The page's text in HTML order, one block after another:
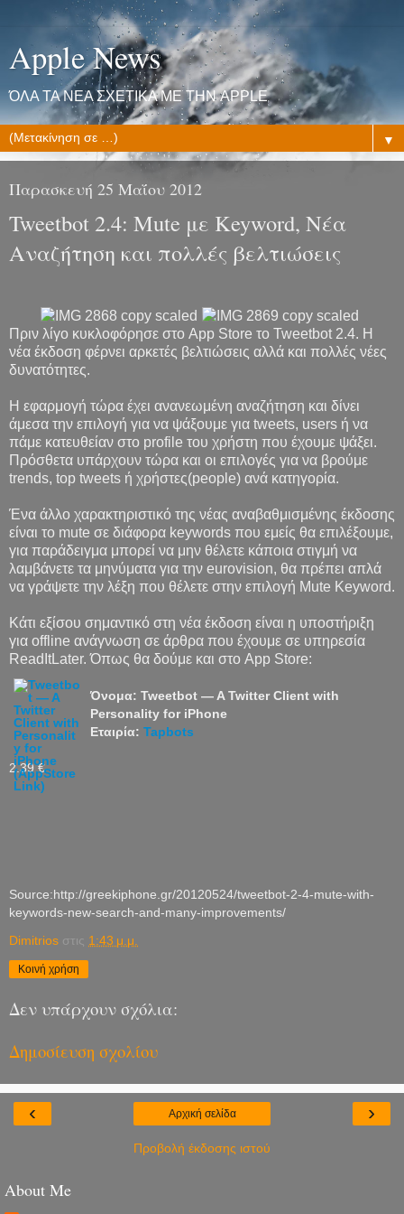
Apple News
ΌΛΑ ΤΑ ΝΕΑ ΣΧΕΤΙΚΑ ΜΕ ΤΗΝ APPLE
▼
Παρασκευή 25 Μαΐου 2012
Tweetbot 2.4: Mute με Keyword, Νέα
Αναζήτηση και πολλές βελτιώσεις
Πριν λίγο κυκλοφόρησε στο App Store το Tweetbot 2.4. Η
νέα έκδοση φέρνει αρκετές βελτιώσεις αλλά και πολλές νέες
δυνατότητες.
Η εφαρμογή τώρα έχει ανανεωμένη αναζήτηση και δίνει
άμεσα την επιλογή για να ψάξουμε για tweets, users ή να
πάμε κατευθείαν στο profile του χρήστη που έχουμε ψάξει.
Πρόσθετα υπάρχουν τώρα και οι επιλογές για να βρούμε
trends, top tweets ή χρήστες(people) ανά κατηγορία.
Ένα άλλο χαρακτηριστικό της νέας αναβαθμισμένης έκδοσης
είναι το mute σε διάφορα keywords που εμείς θα επιλέξουμε,
για παράδειγμα μπορεί να μην θέλετε κάποια στιγμή να
λαμβάνετε τα μηνύματα για την eurovision, θα πρέπει απλά
να γράψετε την λέξη που θέλετε στην επιλογή Mute Keyword.
Κάτι εξίσου σημαντικό στη νέα έκδοση είναι η υποστήριξη
για offline ανάγνωση σε άρθρα που έχουμε σε υπηρεσία
ReadItLater. Όπως θα δούμε και στο App Store:
Όνομα: Tweetbot — A Twitter Client with
Personality for iPhone
Εταιρία: Tapbots
2.39 €
Source:http://greekiphone.gr/20120524/tweetbot-2-4-mute-with-
keywords-new-search-and-many-improvements/
Dimitrios στις 1:43 μ.μ.
Κοινή χρήση
Δεν υπάρχουν σχόλια:
Δημοσίευση σχολίου
‹ ›
Αρχική σελίδα
Προβολή έκδοσης ιστού
About Me